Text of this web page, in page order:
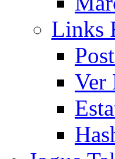
Links
Ver